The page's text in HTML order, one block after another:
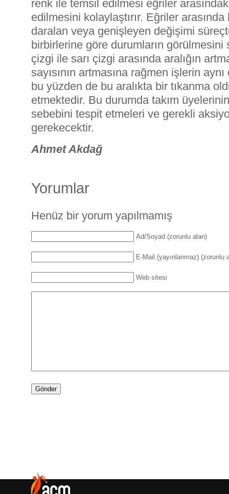
renk ile temsil edilmesi eğriler
edilmesini kolaylaştırır. Eğriler arasında
daralan veya genişleyen değişimi
birbirlerine göre durumların
çizgi ile sarı çizgi arasında aralığın
sayısının artmasına rağmen işlerin
bu yüzden de bu aralıkta bir tıkanma
etmektedir. Bu durumda takım
sebebini tespit etmeleri ve gerekli
gerekecektir.
Ahmet Akdağ
Yorumlar
Henüz bir yorum yapılmamış
Ad/Soyad (zorunlu alan)
E-Mail (yayınlanmaz) (zorunlu
Web sitesi